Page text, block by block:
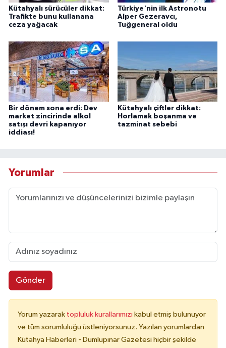
Kütahyalı sürücüler dikkat:
Trafikte bunu kullanana
ceza yağacak
Türkiye'nin ilk Astronotu
Alper Gezeravcı,
Tuğgeneral oldu
Bir dönem sona erdi: Dev
market zincirinde alkol
satışı devri kapanıyor
iddiası!
Kütahyalı çiftler dikkat:
Horlamak boşanma ve
tazminat sebebi
Yorumlar
Gönder
Yorum yazarak topluluk kurallarımızı kabul etmiş bulunuyor
ve tüm sorumluluğu üstleniyorsunuz. Yazılan yorumlardan
Kütahya Haberleri - Dumlupınar Gazetesi hiçbir şekilde